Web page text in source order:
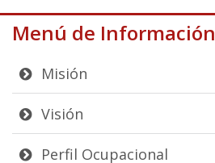
Menú de Información
Misión
Visión
Perfil Ocupacional